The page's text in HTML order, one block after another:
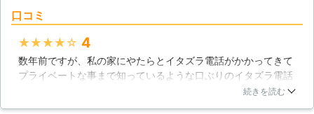
器を買う事自体は罪ではない】 皆さ
んは、盗聴器が日本で流通している数
をご存知でしょうか。その数なんと4
万個。そんな膨大な数の盗聴器が、何
口コミ
★★★★★ 4
数年前ですが、私の家にやたらとイタズラ電話がかかってきて
プライベートな事まで知っているような口ぶりのイタズラ電話
だったのでまさかと思い、こちらの業者に盗聴器探知を頼んだ
続きを読む